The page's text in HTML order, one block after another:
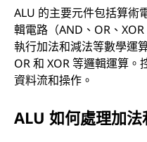
？
ALU 的主要元件包括算術
輯電路（AND、OR、
執行加法和減法等數學運
OR 和 XOR 等邏輯運算。
資料流和操作。
ALU 如何處理加法